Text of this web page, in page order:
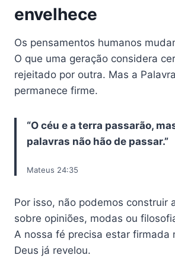
envelhece
Os pensamentos humanos
O que uma geração considera
rejeitado por outra. Mas a
permanece firme.
“O céu e a terra passarão,
palavras não hão de passar.”
Mateus 24:35
Por isso, não podemos construir
sobre opiniões, modas ou
A nossa fé precisa estar firmada
Deus já revelou.